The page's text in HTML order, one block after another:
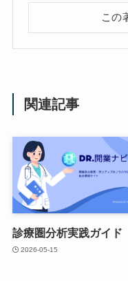
この
関連記事
診療圏分析実践ガイド
2026-05-15